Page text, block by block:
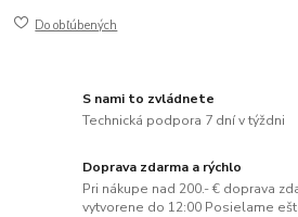
Do obľúbených
S nami to zvládnete
Technická podpora 7 dní v týždni
Doprava zdarma a rýchlo
Pri nákupe nad 200.- € doprava
vytvorene do 12:00 Posielame